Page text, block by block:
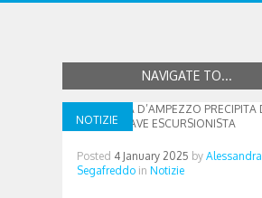
NAVIGATE TO...
NOTIZIE
Posted 4 January 2025 by Alessandra
Segafreddo in Notizie